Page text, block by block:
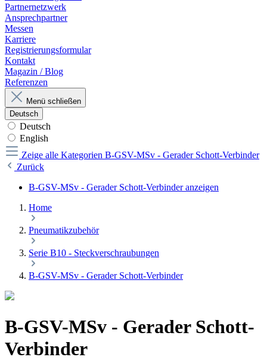
Partnernetzwerk
Ansprechpartner
Messen
Karriere
Registrierungsformular
Kontakt
Magazin / Blog
Referenzen
Menü schließen
Deutsch
Deutsch
English
Zeige alle Kategorien B-GSV-MSv - Gerader Schott-Verbinder
Zurück
B-GSV-MSv - Gerader Schott-Verbinder anzeigen
Home
Pneumatikzubehör
Serie B10 - Steckverschraubungen
B-GSV-MSv - Gerader Schott-Verbinder
B-GSV-MSv - Gerader Schott-
Verbinder